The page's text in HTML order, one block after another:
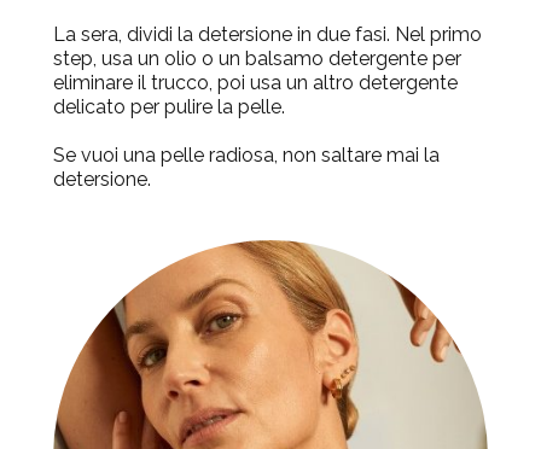
La sera, dividi la detersione in due fasi. Nel primo
step, usa un olio o un balsamo detergente per
eliminare il trucco, poi usa un altro detergente
delicato per pulire la pelle.
Se vuoi una pelle radiosa, non saltare mai la
detersione.